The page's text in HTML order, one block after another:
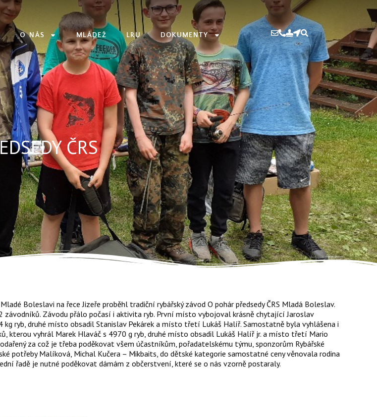
O NÁS MLÁDEŽ LRU DOKUMENTY
ČRS
Boleslavi na řece Jizeře proběhl tradiční rybářský závod O pohár předsedy ČRS Mladá Boleslav.
závodníků. Závodu přálo počasí i aktivita ryb. První místo vybojoval krásně chytající Jaroslav
ryb, druhé místo obsadil Stanislav Pekárek a místo třetí Lukáš Halíř. Samostatně byla vyhlášena i
kterou vyhrál Marek Hlaváč s 4970 g ryb, druhé místo obsadil Lukáš Halíř jr. a místo třetí Mario
za což je třeba poděkovat všem účastníkům, pořadatelskému týmu, sponzorům Rybářské
potřeby Malíková, Michal Kučera – Mikbaits, do dětské kategorie samostatné ceny věnovala rodina
řadě je nutné poděkovat dámám z občerstvení, které se o nás vzorně postaraly.